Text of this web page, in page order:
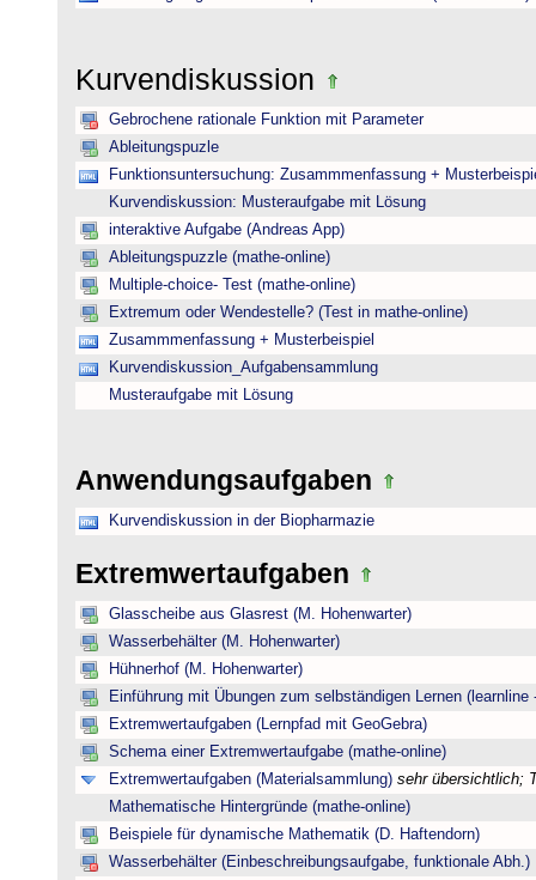
Kurvendiskussion
Gebrochene rationale Funktion mit Parameter
Ableitungspuzle
Funktionsuntersuchung: Zusammmenfassung +
Kurvendiskussion: Musteraufgabe mit Lösung
interaktive Aufgabe (Andreas App)
Ableitungspuzzle (mathe-online)
Multiple-choice- Test (mathe-online)
Extremum oder Wendestelle? (Test in mathe-online)
Zusammmenfassung + Musterbeispiel
Kurvendiskussion_Aufgabensammlung
Musteraufgabe mit Lösung
Anwendungsaufgaben
Kurvendiskussion in der Biopharmazie
Extremwertaufgaben
Glasscheibe aus Glasrest (M. Hohenwarter)
Wasserbehälter (M. Hohenwarter)
Hühnerhof (M. Hohenwarter)
Einführung mit Übungen zum selbständigen Lernen (learnline
Extremwertaufgaben (Lernpfad mit GeoGebra)
Schema einer Extremwertaufgabe (mathe-online)
Extremwertaufgaben (Materialsammlung) sehr übersichtlich;
Mathematische Hintergründe (mathe-online)
Beispiele für dynamische Mathematik (D. Haftendorn)
Wasserbehälter (Einbeschreibungsaufgabe, funktionale Abh.)